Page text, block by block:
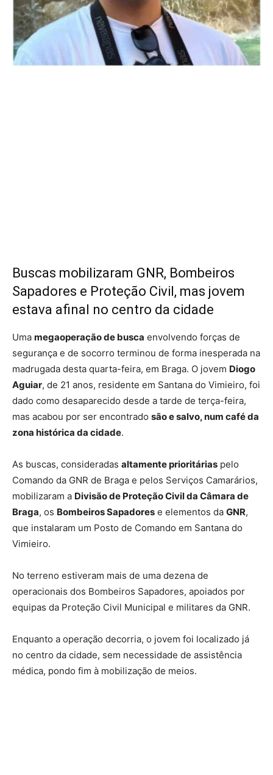
Buscas mobilizaram GNR, Bombeiros
Sapadores e Proteção Civil, mas jovem
estava afinal no centro da cidade
Uma megaoperação de busca envolvendo forças de
segurança e de socorro terminou de forma inesperada na
madrugada desta quarta-feira, em Braga. O jovem Diogo
Aguiar, de 21 anos, residente em Santana do Vimieiro, foi
dado como desaparecido desde a tarde de terça-feira,
mas acabou por ser encontrado são e salvo, num café da
zona histórica da cidade.
As buscas, consideradas altamente prioritárias pelo
Comando da GNR de Braga e pelos Serviços Camarários,
mobilizaram a Divisão de Proteção Civil da Câmara de
Braga, os Bombeiros Sapadores e elementos da GNR,
que instalaram um Posto de Comando em Santana do
Vimieiro.
No terreno estiveram mais de uma dezena de
operacionais dos Bombeiros Sapadores, apoiados por
equipas da Proteção Civil Municipal e militares da GNR.
Enquanto a operação decorria, o jovem foi localizado já
no centro da cidade, sem necessidade de assistência
médica, pondo fim à mobilização de meios.